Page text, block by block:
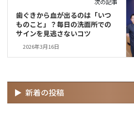
次の記事
歯ぐきから血が出るのは「いつ
ものこと」？毎日の洗面所での
サインを見逃さないコツ
2026年3月16日
新着の投稿